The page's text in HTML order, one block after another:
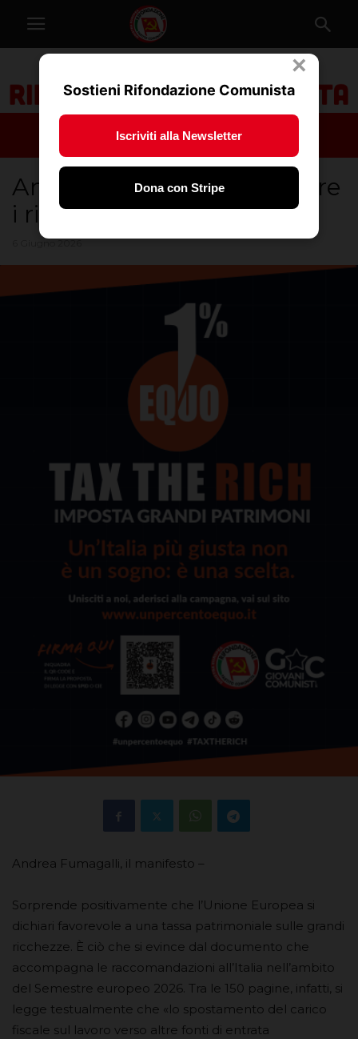
Anche l’Ue ci dice di tassare
i ricchi
Andrea Fumagalli, il manifesto –
Sorprende positivamente che l’Unione Europea si
dichiari favorevole a una tassa patrimoniale sulle grandi
ricchezze. È ciò che si evince dal documento che
accompagna le raccomandazioni all’Italia nell’ambito
del Semestre europeo 2026. Tra le 150 pagine, infatti, si
legge testualmente che «lo spostamento del carico
fiscale sul lavoro verso altre fonti di entrata
×
Sostieni Rifondazione Comunista
Iscriviti alla Newsletter
Dona con Stripe